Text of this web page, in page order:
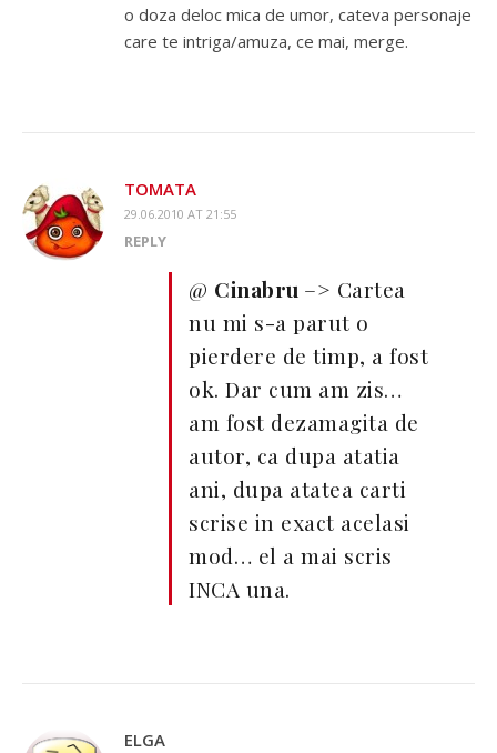
o doza deloc mica de umor, cateva personaje
care te intriga/amuza, ce mai, merge.
TOMATA
29.06.2010 AT 21:55
REPLY
@ Cinabru –> Cartea
nu mi s-a parut o
pierdere de timp, a fost
ok. Dar cum am zis…
am fost dezamagita de
autor, ca dupa atatia
ani, dupa atatea carti
scrise in exact acelasi
mod… el a mai scris
INCA una.
ELGA